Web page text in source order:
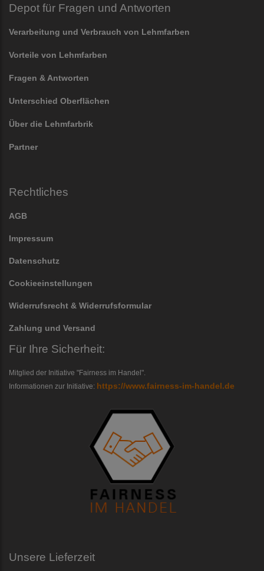
Depot für Fragen und Antworten
Verarbeitung und Verbrauch von Lehmfarben
Vorteile von Lehmfarben
Fragen & Antworten
Unterschied Oberflächen
Über die Lehmfarbrik
Partner
Rechtliches
AGB
Impressum
Datenschutz
Cookieeinstellungen
Widerrufsrecht & Widerrufsformular
Zahlung und Versand
Für Ihre Sicherheit:
Mitglied der Initiative "Fairness im Handel".
Informationen zur Initiative: https://www.fairness-im-handel.de
Unsere Lieferzeit